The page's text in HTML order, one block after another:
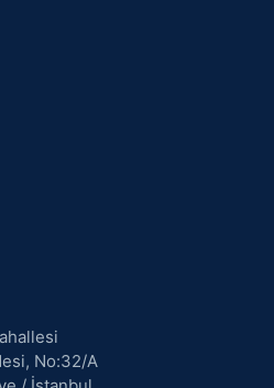
No:32/A